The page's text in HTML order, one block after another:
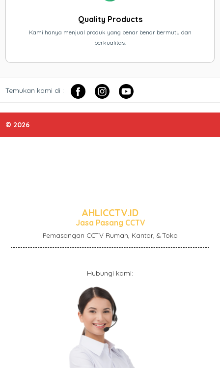
Quality Products
Kami hanya menjual produk yang benar benar bermutu dan
berkualitas.
Temukan kami di :
© 2026
AHLICCTV.ID
Jasa Pasang CCTV
Pemasangan CCTV Rumah, Kantor, & Toko
Hubungi kami: